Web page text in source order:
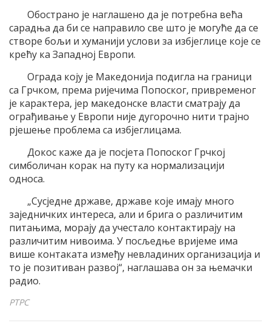
Обострано је наглашено да је потребна већа
сарадња да би се направило све што је могуће да се
створе бољи и хуманији услови за избјеглице које се
крећу ка Западној Европи.
Ограда коју је Македонија подигла на граници
са Грчком, према ријечима Попоског, привременог
је карактера, јер македонске власти сматрају да
ограђивање у Европи није дугорочно нити трајно
рјешење проблема са избјеглицама.
Докос каже да је посјета Попоског Грчкој
симболичан корак на путу ка нормализацији
односа.
„Сусједне државе, државе које имају много
заједничких интереса, али и брига о различитим
питањима, морају да учестало контактирају на
различитим нивоима. У посљедње вријеме има
више контаката између невладиних организација и
то је позитиван развој“, наглашава он за њемачки
радио.
РТРС